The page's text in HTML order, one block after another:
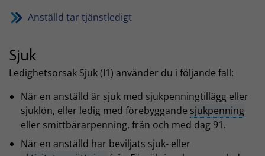
Anställd tar tjänstledigt
Sjuk
Ledighetsorsak Sjuk (I1) använder du i följande fall:
När en anställd är sjuk med sjukpenningtillägg eller
sjuklön, eller ledig med förebyggande sjukpenning
eller smittbärarpenning, från och med dag 91.
När en anställd har beviljats sjuk- eller